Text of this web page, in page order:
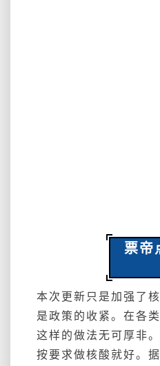
票帝
本次更新只是加强了
是政策的收紧。在各
这样的做法无可厚非
按要求做核酸就好。